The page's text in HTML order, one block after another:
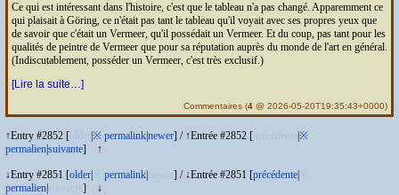
Ce qui est intéressant dans l'histoire, c'est que le tableau n'a pas changé. Apparemment ce
qui plaisait à Göring, ce n'était pas tant le tableau qu'il voyait avec ses propres yeux que
de savoir que c'était un Vermeer, qu'il possédait un Vermeer. Et du coup, pas tant pour les
qualités de peintre de Vermeer que pour sa réputation auprès du monde de l'art en général.
(Indiscutablement, posséder un Vermeer, c'est très exclusif.)
[Lire la suite…]
Commentaires (4 @ 2026-05-20T19:35:43+0000)
↑Entry #2852 [ ※ permalinknewer] / ↑Entrée #2852 [
※
permaliensuivante] ↑
↓Entry #2851 [older permalink ] / ↓Entrée #2851 [précédente
permalien
] ↓